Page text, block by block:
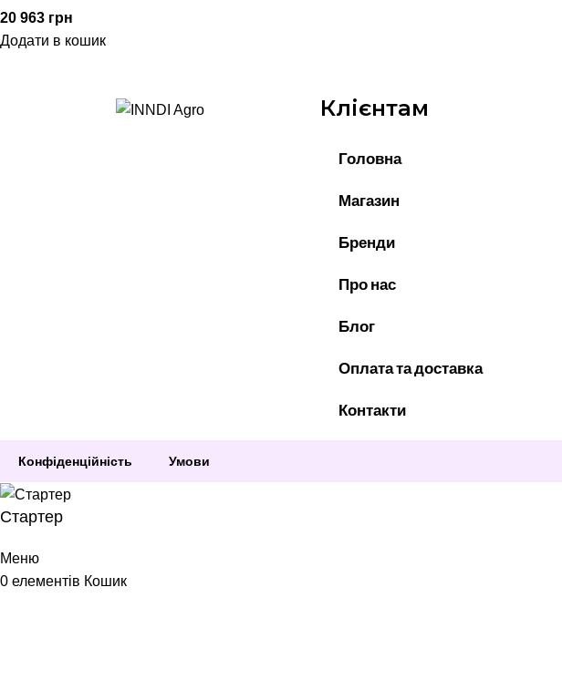
20 963 грн
Додати в кошик
Клієнтам
Головна
Магазин
Бренди
Про нас
Блог
Оплата та доставка
Контакти
Конфіденційність Умови
Стартер
Меню
0 елементів Кошик